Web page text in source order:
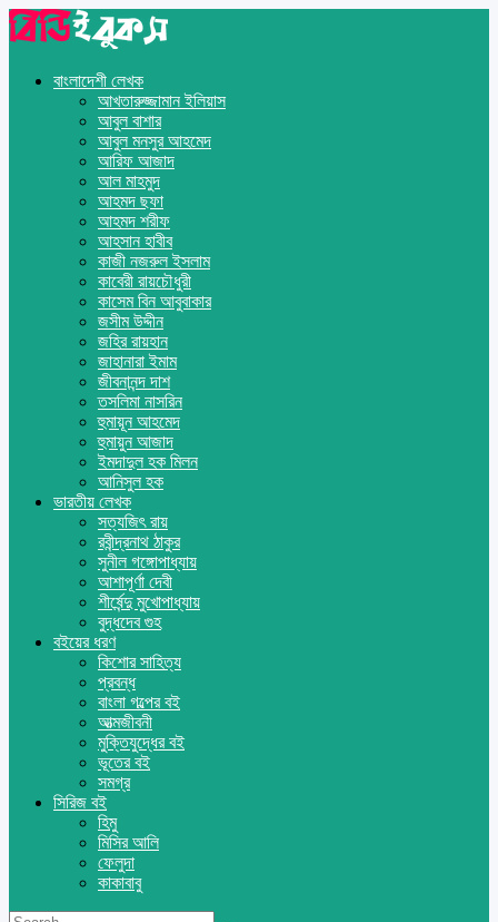
বাংলাদেশী লেখক
আখতারুজ্জামান ইলিয়াস
আবুল বাশার
আবুল মনসুর আহমেদ
আরিফ আজাদ
আল মাহমুদ
আহমদ ছফা
আহমদ শরীফ
আহসান হাবীব
কাজী নজরুল ইসলাম
কাবেরী রায়চৌধুরী
কাসেম বিন আবুবাকার
জসীম উদ্দীন
জহির রায়হান
জাহানারা ইমাম
জীবনানন্দ দাশ
তসলিমা নাসরিন
হুমায়ূন আহমেদ
হুমায়ুন আজাদ
ইমদাদুল হক মিলন
আনিসুল হক
ভারতীয় লেখক
সত্যজিৎ রায়
রবীন্দ্রনাথ ঠাকুর
সুনীল গঙ্গোপাধ্যায়
আশাপূর্ণা দেবী
শীর্ষেন্দু মুখোপাধ্যায়
বুদ্ধদেব গুহ
বইয়ের ধরণ
কিশোর সাহিত্য
প্রবন্ধ
বাংলা গল্পের বই
আত্মজীবনী
মুক্তিযুদ্ধের বই
ভূতের বই
সমগ্র
সিরিজ বই
হিমু
মিসির আলি
ফেলুদা
কাকাবাবু